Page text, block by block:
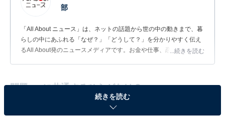
部
「All About ニュース」は、ネットの話題から世の中の動きまで、暮
らしの中にあふれる「なぜ？」「どうして？」を分かりやすく伝え
るAll About発のニュースメディアです。お金や仕事、恋愛、ITに関
...続きを読む
問題：□に共通するひらがなは？
続きを読む